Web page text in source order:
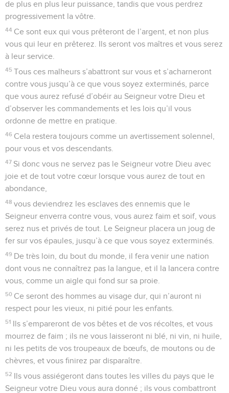
de plus en plus leur puissance, tandis que vous perdrez
progressivement la vôtre.
44 Ce sont eux qui vous prêteront de l’argent, et non plus
vous qui leur en prêterez. Ils seront vos maîtres et vous serez
à leur service.
45 Tous ces malheurs s’abattront sur vous et s’acharneront
contre vous jusqu’à ce que vous soyez exterminés, parce
que vous aurez refusé d’obéir au Seigneur votre Dieu et
d’observer les commandements et les lois qu’il vous
ordonne de mettre en pratique.
46 Cela restera toujours comme un avertissement solennel,
pour vous et vos descendants.
47 Si donc vous ne servez pas le Seigneur votre Dieu avec
joie et de tout votre cœur lorsque vous aurez de tout en
abondance,
48 vous deviendrez les esclaves des ennemis que le
Seigneur enverra contre vous, vous aurez faim et soif, vous
serez nus et privés de tout. Le Seigneur placera un joug de
fer sur vos épaules, jusqu’à ce que vous soyez exterminés.
49 De très loin, du bout du monde, il fera venir une nation
dont vous ne connaîtrez pas la langue, et il la lancera contre
vous, comme un aigle qui fond sur sa proie.
50 Ce seront des hommes au visage dur, qui n’auront ni
respect pour les vieux, ni pitié pour les enfants.
51 Ils s’empareront de vos bêtes et de vos récoltes, et vous
mourrez de faim ; ils ne vous laisseront ni blé, ni vin, ni huile,
ni les petits de vos troupeaux de bœufs, de moutons ou de
chèvres, et vous finirez par disparaître.
52 Ils vous assiégeront dans toutes les villes du pays que le
Seigneur votre Dieu vous aura donné ; ils vous combattront